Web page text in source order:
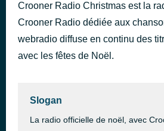
Santa Claus Is Comin’ to Town
Jessie J feat. B.o.B
Little Saint Nick
North Shore
The Christmas Blues
Crooner Radio Christmas est la
Crooner Radio dédiée aux
webradio diffuse en continu des
avec les fêtes de Noël.
Slogan
La radio officielle de noël, avec